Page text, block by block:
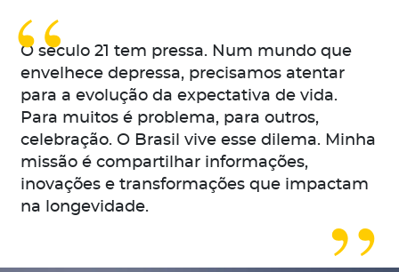
O século 21 tem pressa. Num mundo que
envelhece depressa, precisamos atentar
para a evolução da expectativa de vida.
Para muitos é problema, para outros,
celebração. O Brasil vive esse dilema. Minha
missão é compartilhar informações,
inovações e transformações que impactam
na longevidade.